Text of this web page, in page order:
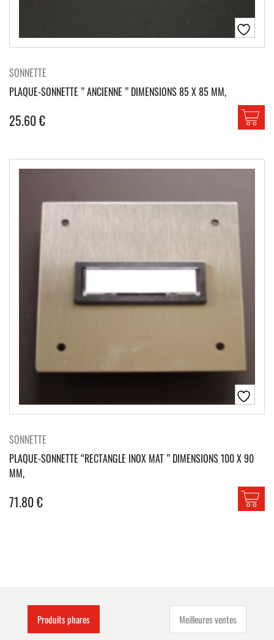
SONNETTE
PLAQUE-SONNETTE ” ANCIENNE ” DIMENSIONS 85 X 85 MM,
25.60€
SONNETTE
PLAQUE-SONNETTE “RECTANGLE INOX MAT ” DIMENSIONS 100 X 90
MM,
71.80€
Produits phares Meilleures ventes